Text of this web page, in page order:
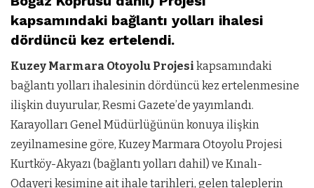
kapsamındaki bağlantı yolları ihalesi
dördüncü kez ertelendi.
Kuzey Marmara Otoyolu Projesi kapsamındaki
bağlantı yolları ihalesinin dördüncü kez ertelenmesine
ilişkin duyurular, Resmi Gazete’de yayımlandı.
Karayolları Genel Müdürlüğünün konuya ilişkin
zeyilnamesine göre, Kuzey Marmara Otoyolu Projesi
Kurtköy-Akyazı (bağlantı yolları dahil) ve Kınalı-
Odayeri kesimine ait ihale tarihleri, gelen taleplerin